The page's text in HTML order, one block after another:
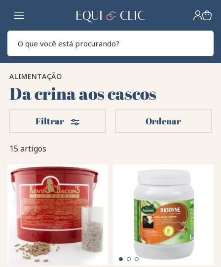
Lar
ALIMENTAÇÃO
Da crina aos cascos
15 artigos
Filtrar Filters Ordenar